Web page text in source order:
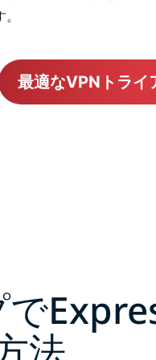
最適なVPNトライ
法